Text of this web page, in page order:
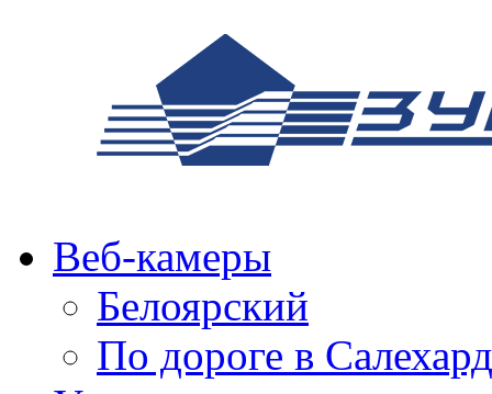
Веб-камеры
Белоярский
По дороге в Салехард